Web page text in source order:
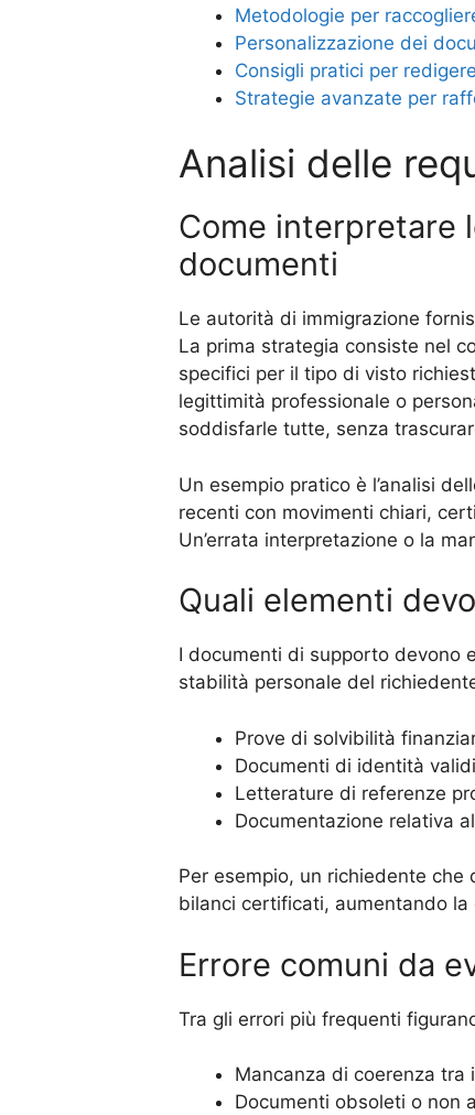
Metodologie per
Personalizzazione dei
Consigli pratici per
Strategie avanzate per
Analisi delle
Come interpretare
documenti
Le autorità di immigrazione
La prima strategia consiste nel
specifici per il tipo di visto
legittimità professionale o
soddisfarle tutte, senza
Un esempio pratico è l’analisi
recenti con movimenti chiari,
Un’errata interpretazione o la
Quali elementi
I documenti di supporto devono
stabilità personale del
Prove di solvibilità
Documenti di identità
Letterature di referenze
Documentazione relativa
Per esempio, un richiedente
bilanci certificati, aumentando
Errore comuni da
Tra gli errori più frequenti
Mancanza di coerenza
Documenti obsoleti o non